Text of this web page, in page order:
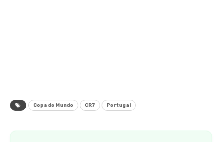
Copa do Mundo CR7 Portugal